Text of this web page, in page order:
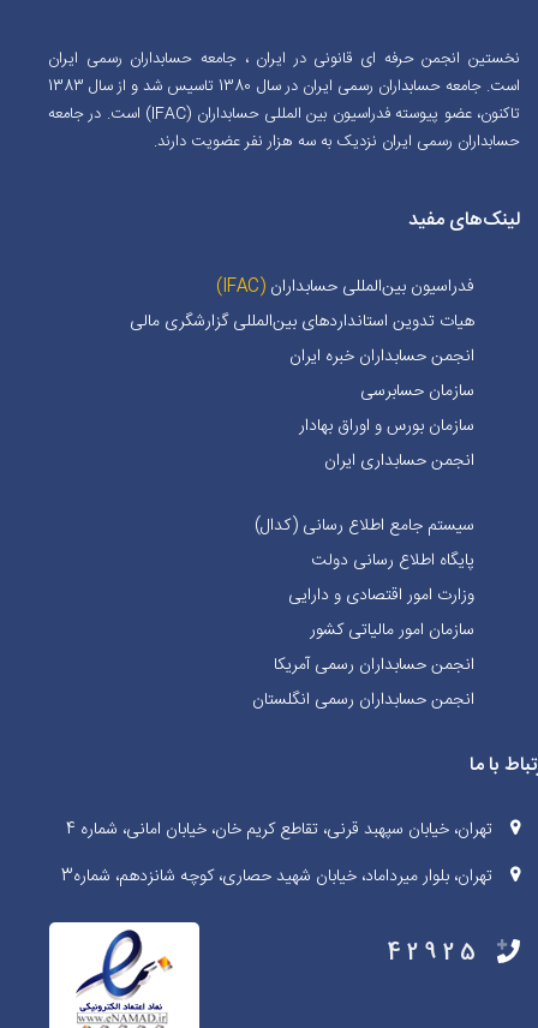
نخستین انجمن حرفه ای قانونی در ایران ، جامعه حسابداران رسمی ایران
است. جامعه حسابداران رسمی ایران در سال 1380 تاسیس شد و از سال 1383
تاکنون، عضو پیوسته فدراسیون بین المللی حسابداران (IFAC) است. در جامعه
حسابداران رسمی ایران نزدیک به سه هزار نفر عضویت دارند.
لینک‌های مفید
فدراسیون بین‌المللی حسابداران (IFAC)
هیات تدوین استانداردهای بین‌المللی گزارشگری مالی
انجمن حسابداران خبره ايران
سازمان حسابرسی
سازمان بورس و اوراق بهادار
انجمن حسابداری ایران
سیستم جامع اطلاع رسانی (کدال)
پایگاه اطلاع رسانی دولت
وزارت امور اقتصادی و دارایی
سازمان امور مالیاتی کشور
انجمن حسابداران رسمی آمریکا
انجمن حسابداران رسمی انگلستان
با ما
تهران، خیابان سپهبد قرنی، تقاطع کریم خان، خیابان امانی، شماره 4
تهران، بلوار میرداماد، خیابان شهید حصاری، کوچه شانزدهم، شماره3
42925